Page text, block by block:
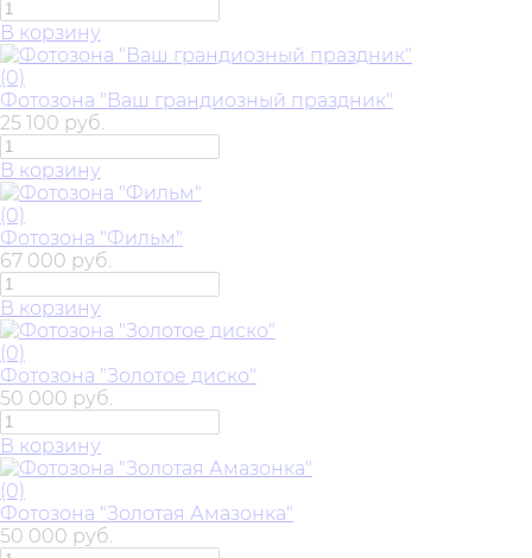
В корзину
(0)
Фотозона "Ваш грандиозный праздник"
25 100 руб.
В корзину
(0)
Фотозона "Фильм"
67 000 руб.
В корзину
(0)
Фотозона "Золотое диско"
50 000 руб.
В корзину
(0)
Фотозона "Золотая Амазонка"
50 000 руб.